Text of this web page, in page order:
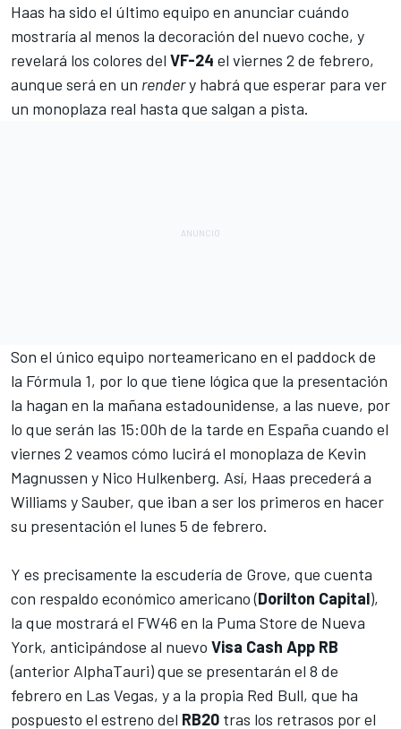
Haas ha sido el último equipo en anunciar cuándo
mostraría al menos la decoración del nuevo coche, y
revelará los colores del VF-24 el viernes 2 de febrero,
aunque será en un rendery habrá que esperar para ver
un monoplaza real hasta que salgan a pista.
Son el único equipo norteamericano en el paddock de
la Fórmula 1, por lo que tiene lógica que la presentación
la hagan en la mañana estadounidense, a las nueve, por
lo que serán las 15:00h de la tarde en España cuando el
viernes 2 veamos cómo lucirá el monoplaza de Kevin
Magnussen y Nico Hulkenberg. Así, Haas precederá a
Williams ySauber, que iban a ser los primeros en hacer
su presentación el lunes 5 de febrero.
Y es precisamente la escudería de Grove, que cuenta
con respaldo económico americano (Dorilton Capital),
la que mostrará el FW46 en la Puma Store de Nueva
York, anticipándose al nuevo Visa Cash App RB
(anterior AlphaTauri) que se presentarán el 8 de
febrero en Las Vegas, y a la propia Red Bull, que ha
pospuesto el estreno del RB20 tras los retrasos por el